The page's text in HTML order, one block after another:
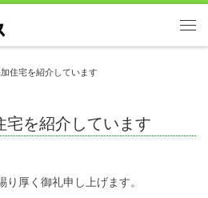
住宅を紹介しています
宅を紹介しています
厚く御礼申し上げます。